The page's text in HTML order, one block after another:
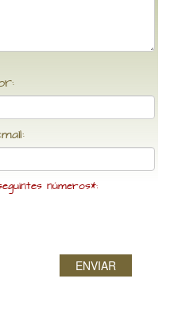
números*:
ENVIAR